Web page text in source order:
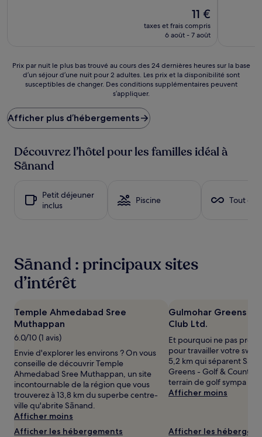
Le
nouveau
prix
11 €
11 €
taxes et frais compris
6 août - 7 août
Prix
plus
bas
trouvé
cours
des
24 dernières
pour
2 adultes.
Les
disponibilité
sont
susceptibles
de
changer.
Des
conditions
supplémentaires
peuvent
s’appliquer.
Prix par nuit le plus bas trouvé au cours des 24 dernières heures sur la base
d’un séjour d’une nuit pour 2 adultes. Les prix et la disponibilité sont
susceptibles de changer. Des conditions supplémentaires peuvent
s’appliquer.
Afficher plus d’hébergements
Découvrez l’hôtel pour les familles idéal à
Sānand
Petit déjeuner
inclus
Piscine Tout
Sānand : principaux sites
d’intérêt
Temple Ahmedabad Sree
Muthappan
6.0/10 (1 avis)
Envie d'explorer les environs ? On vous
conseille de découvrir Temple
Ahmedabad Sree Muthappan, un site
incontournable de la région que vous
trouverez à 13,8 km du superbe centre-
ville qu'abrite Sānand.
Afficher moins
Afficher les hébergements
Gulmohar Greens -
Club Ltd.
Et pourquoi ne pas
pour travailler votre
5,2 km qui séparent
Greens - Golf & Country
terrain de golf sympa de
Afficher moins
Afficher les